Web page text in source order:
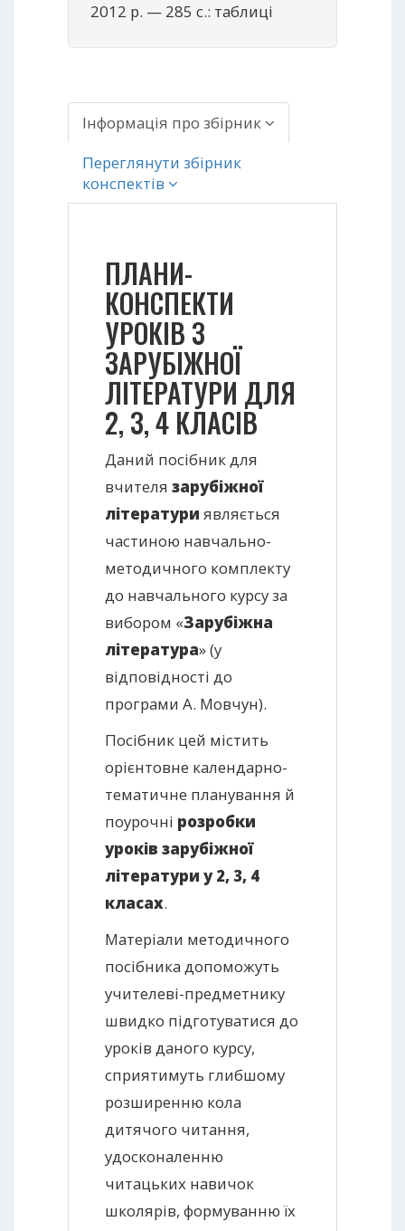
2012 р. — 285 с.: таблиці
Інформація про збірник
Переглянути збірник
конспектів
ПЛАНИ-
КОНСПЕКТИ
УРОКІВ З
ЗАРУБІЖНОЇ
ЛІТЕРАТУРИ ДЛЯ
2, 3, 4 КЛАСІВ
Даний посібник для
вчителя зарубіжної
літератури являється
частиною навчально-
методичного комплекту
до навчального курсу за
вибором «Зарубіжна
література» (у
відповідності до
програми А. Мовчун).
Посібник цей містить
орієнтовне календарно-
тематичне планування й
поурочні розробки
уроків зарубіжної
літератури у 2, 3, 4
класах.
Матеріали методичного
посібника допоможуть
учителеві-предметнику
швидко підготуватися до
уроків даного курсу,
сприятимуть глибшому
розширенню кола
дитячого читання,
удосконаленню
читацьких навичок
школярів, формуванню їх